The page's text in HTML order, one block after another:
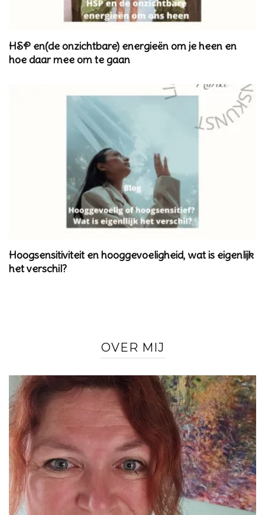
HSP en(de onzichtbare) energieën om je heen en
hoe daar mee om te gaan
Hoogsensitiviteit en hooggevoeligheid, wat is eigenlijk
het verschil?
OVER MIJ